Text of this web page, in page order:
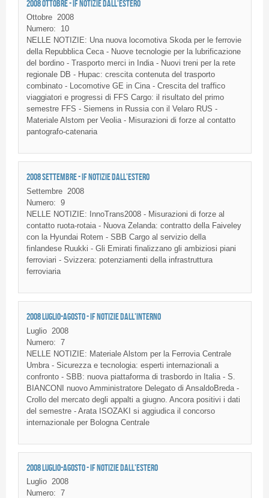
2008 OTTOBRE - IF NOTIZIE DALL'ESTERO
Ottobre 2008
Numero:
10
NELLE NOTIZIE: Una nuova locomotiva Skoda per le ferrovie
della Repubblica Ceca - Nuove tecnologie per la lubrificazione
del bordino - Trasporto merci in India - Nuovi treni per la rete
regionale DB - Hupac: crescita contenuta del trasporto
combinato - Locomotive GE in Cina - Crescita del traffico
viaggiatori e progressi di FFS Cargo: il risultato del primo
semestre FFS - Siemens in Russia con il Velaro RUS -
Materiale Alstom per Veolia - Misurazioni di forze al contatto
pantografo-catenaria
2008 SETTEMBRE - IF NOTIZIE DALL'ESTERO
Settembre 2008
Numero: 9
NELLE NOTIZIE: InnoTrans2008 - Misurazioni di forze al
contatto ruota-rotaia - Nuova Zelanda: contratto della Faiveley
con la Hyundai Rotem - SBB Cargo al servizio della
finlandese Ruukki - Gli Emirati finalizzano gli ambiziosi piani
ferroviari - Svizzera: potenziamenti della infrastruttura
ferroviaria
2008 LUGLIO-AGOSTO - IF NOTIZIE DALL'INTERNO
Luglio
2008
Numero: 7
NELLE NOTIZIE: Materiale Alstom per la Ferrovia Centrale
Umbra - Sicurezzae tecnologia: esperti internazionali a
confronto- SBB: nuova piattaforma di trasbordoin Italia - S.
BIANCONI nuovo Amministratore Delegato di AnsaldoBreda-
Crollodel mercato degli appalti a giugno. Ancora positivi i dati
del semestre- Arata ISOZAKI si aggiudica il concorso
internazionaleper Bologna Centrale
2008 LUGLIO-AGOSTO - IF NOTIZIE DALL'ESTERO
Luglio 2008
Numero: 7